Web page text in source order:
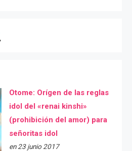
Otome: Orígen de las reglas
idol del «renai kinshi»
(prohibición del amor) para
señoritas idol
en 23 junio 2017